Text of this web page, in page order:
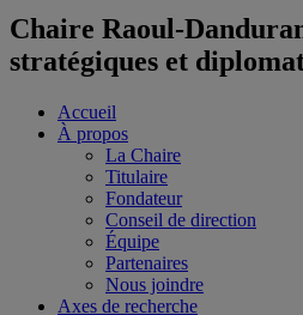
Chaire Raoul-
stratégiques et
Accueil
À propos
La Chaire
Titulaire
Fondateur
Conseil de direction
Équipe
Partenaires
Nous joindre
Axes de recherche